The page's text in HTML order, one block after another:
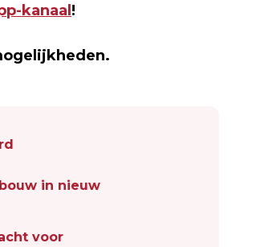
kanaal !
in nieuw
voor